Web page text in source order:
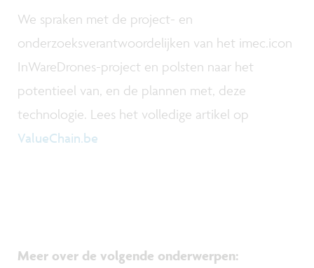
We spraken met de project- en
onderzoeksverantwoordelijken van het imec.icon
InWareDrones-project en polsten naar het
potentieel van, en de plannen met, deze
technologie. Lees het volledige artikel op
ValueChain.be
Meer over de volgende onderwerpen: